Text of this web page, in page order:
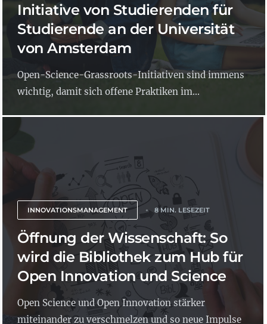
Initiative von Studierenden für
Studierende an der Universität
von Amsterdam
Open-Science-Grassroots-Initiativen sind immens
wichtig, damit sich offene Praktiken im...
INNOVATIONSMANAGEMENT 8 MIN. LESEZEIT
Öffnung der Wissenschaft: So
wird die Bibliothek zum Hub für
Open Innovation und Science
Open Science und Open Innovation stärker
miteinander zu verschmelzen und so neue Impulse